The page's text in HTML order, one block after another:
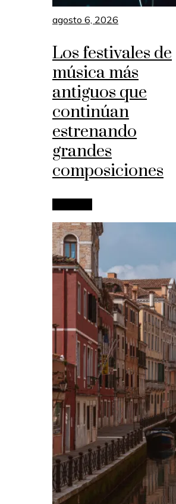
agosto 6, 2026
Los festivales de
música más
antiguos que
continúan
estrenando
grandes
composiciones